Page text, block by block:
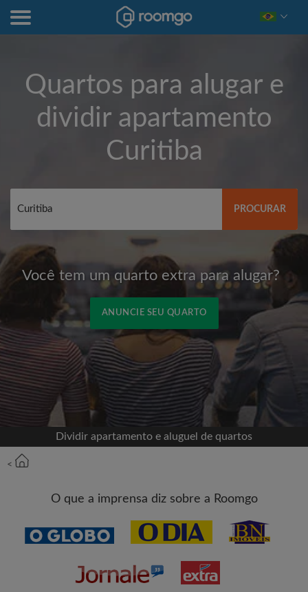
Quartos para alugar e
dividir apartamento
Curitiba
PROCURAR
Você tem um quarto extra para alugar?
ANUNCIE SEU QUARTO
Cadastrar-se com o Facebook
Jamais publicaremos na sua linha do tempo sem
sua permissão
OU
Dividir apartamento e aluguel de quartos
<
O que a imprensa diz sobre a Roomgo